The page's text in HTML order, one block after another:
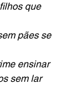
que
pães se
ensinar
sem lar